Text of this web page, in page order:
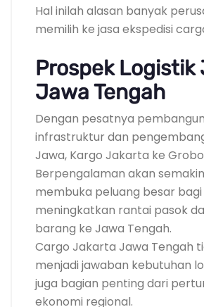
Hal inilah alasan banyak
memilih ke jasa ekspedisi
Prospek Logistik
Jawa Tengah
Dengan pesatnya
infrastruktur dan
Jawa, Kargo Jakarta ke
Berpengalaman akan
membuka peluang besar bagi
meningkatkan rantai pasok
barang ke Jawa Tengah.
Cargo Jakarta Jawa Tengah
menjadi jawaban kebutuhan
juga bagian penting dari
ekonomi regional.